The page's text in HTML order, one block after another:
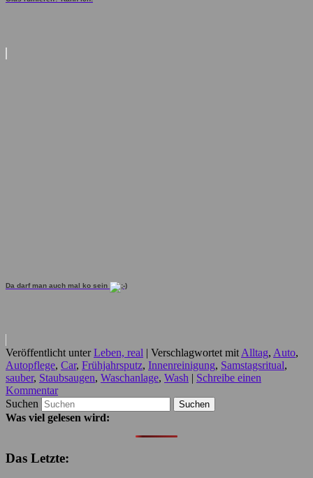
Da darf man auch mal ko sein
Veröffentlicht unter Leben, real | Verschlagwortet mit Alltag, Auto,
Autopflege, Car, Frühjahrsputz, Innenreinigung, Samstagsritual,
sauber, Staubsaugen, Waschanlage, Wash | Schreibe einen
Kommentar
Suchen
Was viel gelesen wird:
Das Letzte: